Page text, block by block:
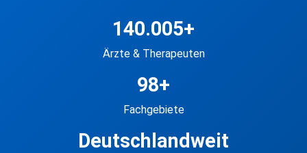
140.005+
Ärzte & Therapeuten
98+
Fachgebiete
Deutschlandweit